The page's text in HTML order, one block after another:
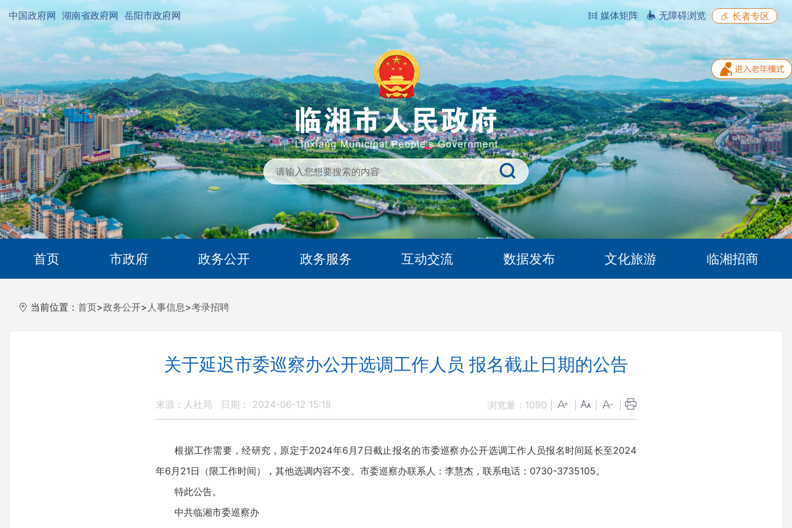
中国政府网 湖南省政府网 岳阳市政府网 媒体矩阵 无障碍浏览 长者专区
首页 市政府 政务公开 政务服务 互动交流 数据发布 文化旅游 临湘招商
当前位置： 首页>政务公开> 人事信息>考录招聘
关于延迟市委巡察办公开选调工作人员 报名截止日期的公告
来源：人社局 日期： 2024-06-12 15:18 浏览量： 1090
根据工作需要，经研究，原定于2024年6月7日截止报名的市委巡察办公开选调工作人员报名时间延长至2024
年6月21日（限工作时间），其他选调内容不变。市委巡察办联系人：李慧杰，联系电话：0730-3735105。
特此公告。
中共临湘市委巡察办